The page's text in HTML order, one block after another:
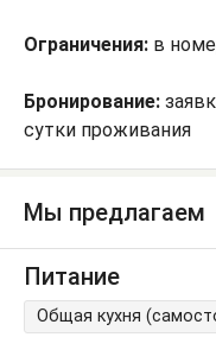
Ограничения: в
Бронирование:
сутки проживания
Мы предлагаем
Питание
Общая кухня